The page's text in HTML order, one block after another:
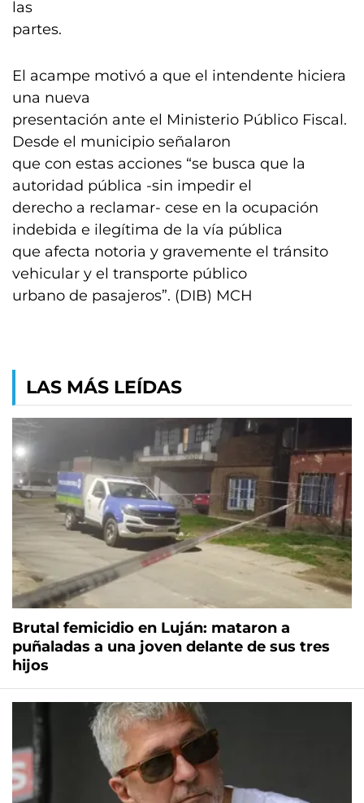
las
partes.
El acampe motivó a que el intendente hiciera
una nueva
presentación ante el Ministerio Público Fiscal.
Desde el municipio señalaron
que con estas acciones “se busca que la
autoridad pública -sin impedir el
derecho a reclamar- cese en la ocupación
indebida e ilegítima de la vía pública
que afecta notoria y gravemente el tránsito
vehicular y el transporte público
urbano de pasajeros”. (DIB) MCH
LAS MÁS LEÍDAS
Brutal femicidio en Luján: mataron a
puñaladas a una joven delante de sus tres
hijos